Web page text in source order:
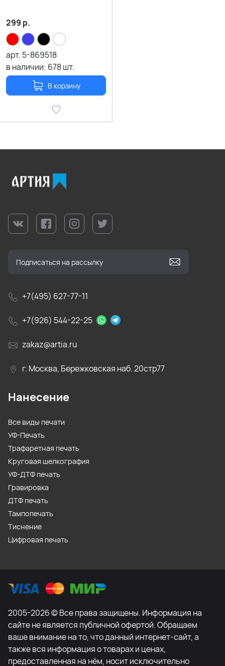
299 р.
арт. 5-869518
в наличии: 678шт.
В корзину
+7(495) 627-77-11
+7(926) 544-22-25
zakaz@artia.ru
г. Москва, Бережковская наб. 20стр77
Нанесение
Все виды печати
УФ-Печать
Трафаретная печать
Круговая шелкография
УФ-ДТФ печать
Гравировка
ДТФ печать
Тампопечать
Тиснение
Цифровая печать
2005-2026 © Все права защищены. Информация на
сайте не является публичной офертой. Обращаем
ваше внимание на то, что данный интернет-сайт, а
также вся информация о товарах и ценах,
предоставленная на нём, носит исключительно